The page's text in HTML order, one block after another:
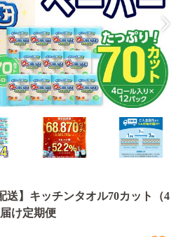
送】キッチンタオル70カット（4
け定期便